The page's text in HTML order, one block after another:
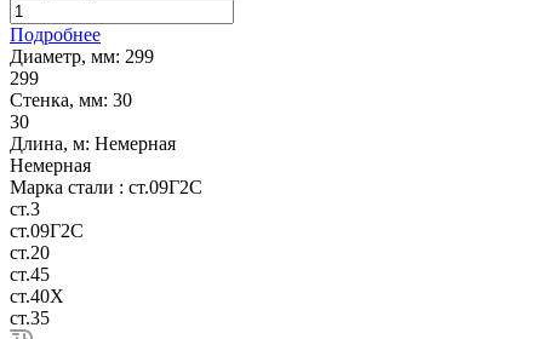
Подробнее
Диаметр, мм: 299
299
Стенка, мм: 30
30
Длина, м: Немерная
Немерная
Марка стали : ст.09Г2С
ст.3
ст.09Г2С
ст.20
ст.45
ст.40Х
ст.35